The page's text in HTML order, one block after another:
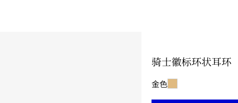
骑士徽标环状耳环
金色